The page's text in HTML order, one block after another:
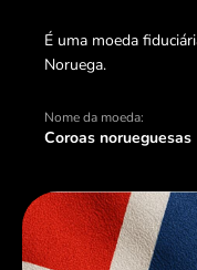
É uma moeda
Noruega.
Nome da moeda:
Coroas norueguesas